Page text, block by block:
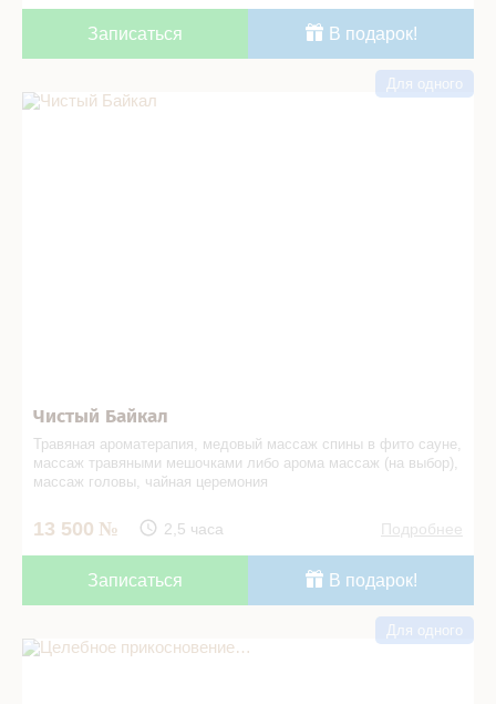
Записаться В подарок!
Чистый Байкал в СПА салоне
Чистый Байкал
Травяная ароматерапия, медовый массаж спины в фито сауне,
массаж травяными мешочками либо арома массаж (на выбор),
массаж головы, чайная церемония
13 500 2,5 часа Подробнее
Для одного
Записаться В подарок!
Целебное прикосновение… в СПА салоне
Для одного